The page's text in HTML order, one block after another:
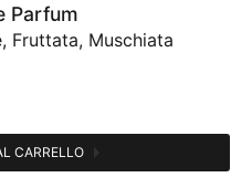
Parfum
Fruttata, Muschiata
CARRELLO